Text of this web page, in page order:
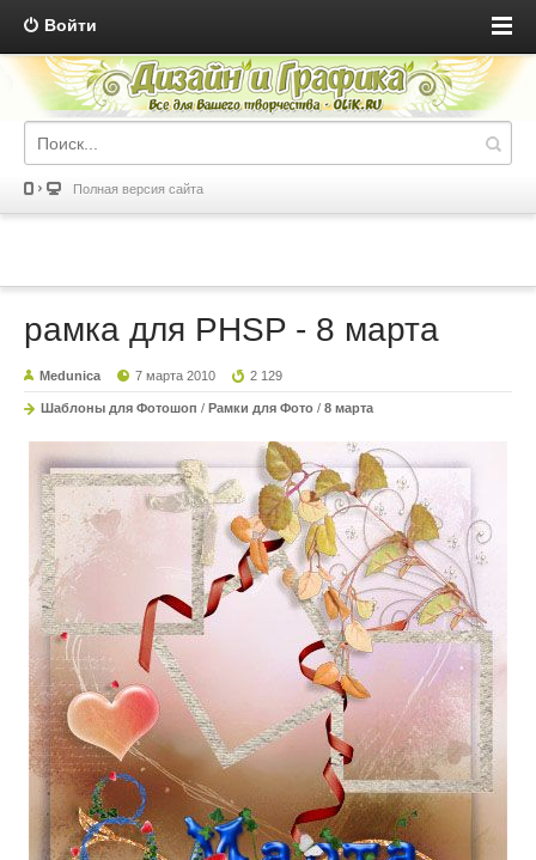
Войти
Полная версия сайта
рамка для PHSP - 8 марта
Medunica 7 марта 2010 2 129
Шаблоны для Фотошоп / Рамки для Фото / 8 марта